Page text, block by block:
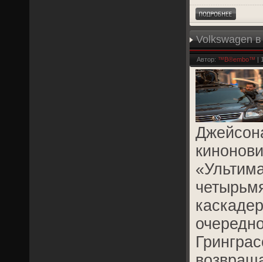
Volkswagen
Автор: ™B®embo™ |